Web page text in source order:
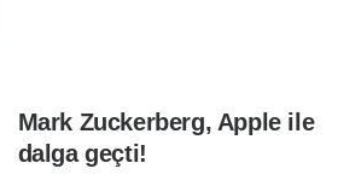
Mark Zuckerberg, Apple ile
dalga geçti!